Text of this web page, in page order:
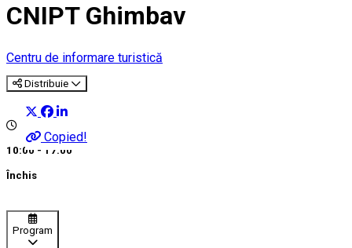
CNIPT Ghimbav
Centru de informare turistică
Distribuie
Copied!
10:00 - 17:00
Închis
Program